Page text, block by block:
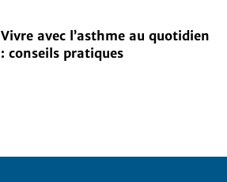
Vivre avec l’asthme au quotidien
: conseils pratiques